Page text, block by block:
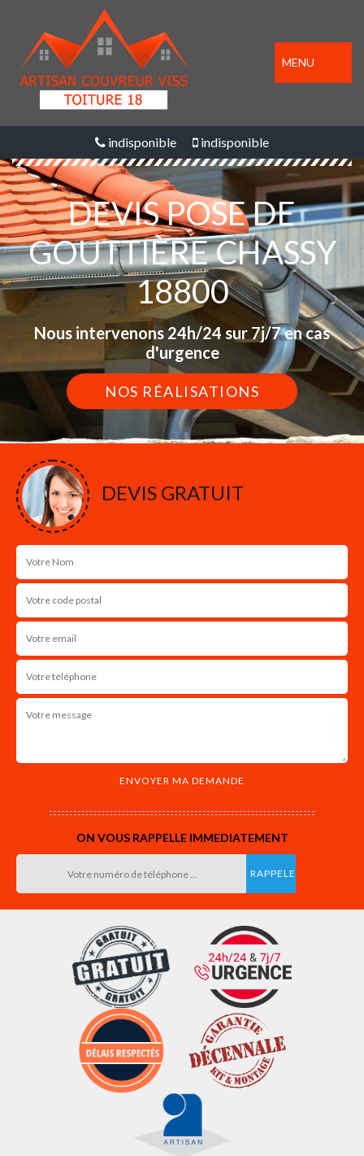
MENU
indisponible indisponible
DEVIS POSE DE
GOUTTIÈRE CHASSY
18800
Nous intervenons 24h/24 sur 7j/7 en cas
d'urgence
NOS RÉALISATIONS
DEVIS GRATUIT
ON VOUS RAPPELLE IMMEDIATEMENT